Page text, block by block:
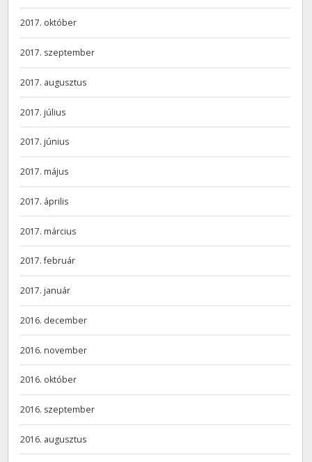
2017. október
2017. szeptember
2017. augusztus
2017. július
2017. június
2017. május
2017. április
2017. március
2017. február
2017. január
2016. december
2016. november
2016. október
2016. szeptember
2016. augusztus